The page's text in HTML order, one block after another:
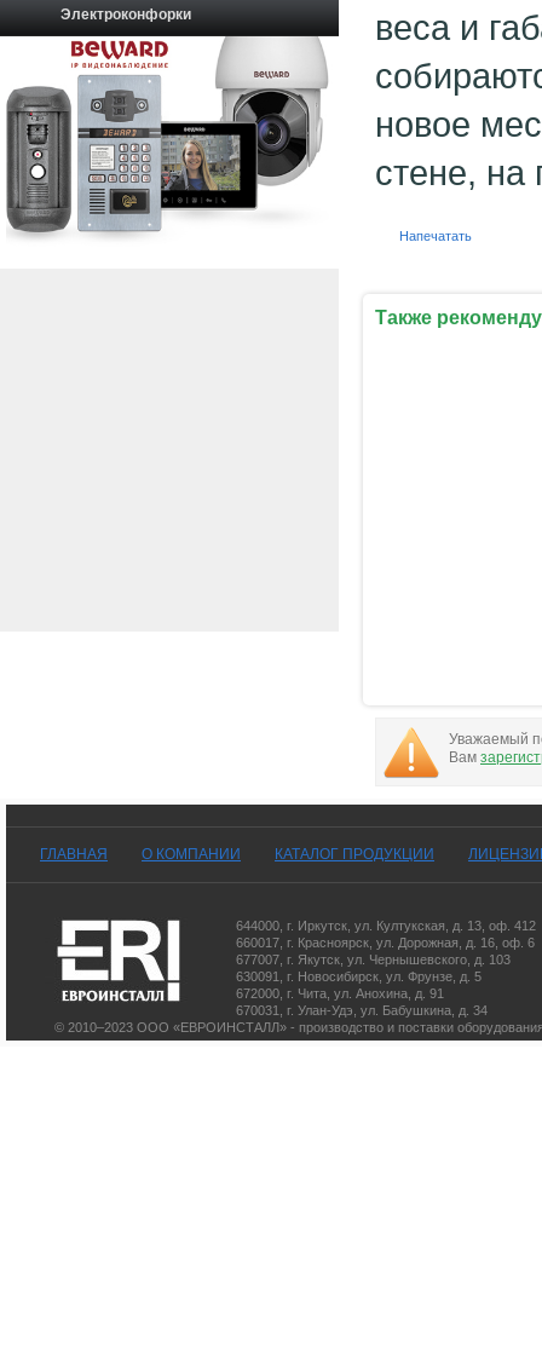
веса и
новое
стене, на
Напечатать
Также
Уважаемый
Вам
Электроконфорки
ГЛАВНАЯ О КОМПАНИИ КАТАЛОГ ПРОДУКЦИИ
644000 г. Иркутск ул. Култукская, д. 13 , оф. 412
660017 г. Красноярск ул. Дорожная, д. 16, оф. 6
677007 г. Якутск ул. Чернышевского, д. 103
630091
г. Новосибирск ул. Фрунзе, д. 5
672000 г. Чита ул. Анохина, д. 91
670031
г. Улан-Удэ ул. Бабушкина, д. 34
© 2010–2023 ООО «ЕВРОИНСТАЛЛ» - производство и поставки оборудования